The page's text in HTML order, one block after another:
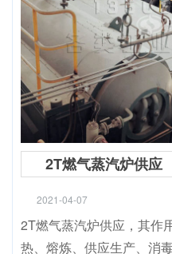
2T燃气蒸汽炉供应
2021-04-07
2T燃气蒸汽炉供应，其作
热、熔炼、供应生产、消